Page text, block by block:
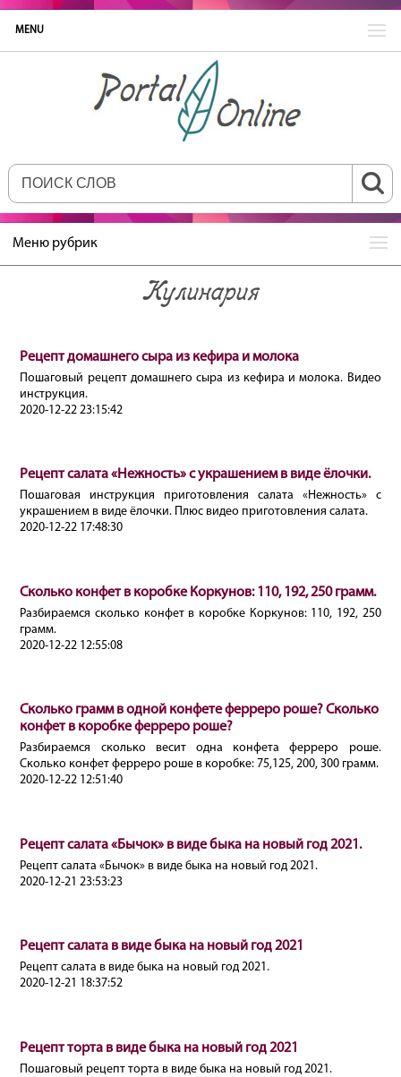
MENU
Меню рубрик
Кулинария
Рецепт домашнего сыра из кефира и молока
Пошаговый рецепт домашнего сыра из кефира и молока. Видео
инструкция.
2020-12-22 23:15:42
Рецепт салата «Нежность» с украшением в виде ёлочки.
Пошаговая инструкция приготовления салата «Нежность» с
украшением в виде ёлочки. Плюс видео приготовления салата.
2020-12-22 17:48:30
Сколько конфет в коробке Коркунов: 110, 192, 250 грамм.
Разбираемся сколько конфет в коробке Коркунов: 110, 192, 250
грамм.
2020-12-22 12:55:08
Сколько грамм в одной конфете ферреро роше? Сколько
конфет в коробке ферреро роше?
Разбираемся сколько весит одна конфета ферреро роше.
Сколько конфет ферреро роше в коробке: 75,125, 200, 300 грамм.
2020-12-22 12:51:40
Рецепт салата «Бычок» в виде быка на новый год 2021.
Рецепт салата «Бычок» в виде быка на новый год 2021.
2020-12-21 23:53:23
Рецепт салата в виде быка на новый год 2021
Рецепт салата в виде быка на новый год 2021.
2020-12-21 18:37:52
Рецепт торта в виде быка на новый год 2021
Пошаговый рецепт торта в виде быка на новый год 2021.